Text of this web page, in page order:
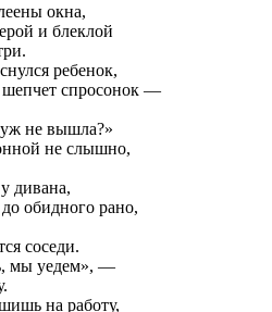
окна,
и блеклой
ребенок,
шепчет спросонок —
не вышла?»
не слышно,
дивана,
обидного рано,
соседи.
мы уедем», —
на работу,